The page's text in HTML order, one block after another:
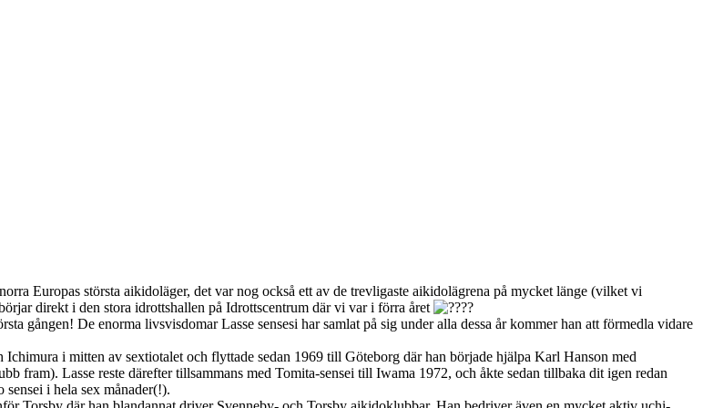
Europas största aikidoläger, det var nog också ett av de trevligaste aikidolägrena på mycket länge (vilket vi
direkt i den stora idrottshallen på Idrottscentrum där vi var i förra året
gången! De enorma livsvisdomar Lasse sensesi har samlat på sig under alla dessa år kommer han att förmedla vidare
i mitten av sextiotalet och flyttade sedan 1969 till Göteborg där han började hjälpa Karl Hanson med
fram). Lasse reste därefter tillsammans med Tomita-sensei till Iwama 1972, och åkte sedan tillbaka dit igen redan
sensei i hela sex månader(!).